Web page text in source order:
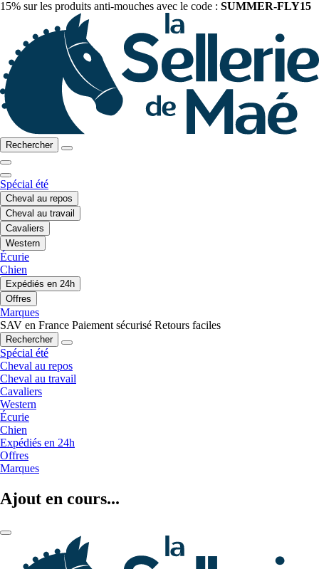
15% sur les produits anti-mouches avec le code : SUMMER-FLY15
Rechercher
Spécial été
Cheval au repos
Cheval au travail
Cavaliers
Western
Écurie
Chien
Expédiés en 24h
Offres
Marques
SAV en France Paiement sécurisé Retours faciles
Rechercher
Spécial été
Cheval au repos
Cheval au travail
Cavaliers
Western
Écurie
Chien
Expédiés en 24h
Offres
Marques
Ajout en cours...